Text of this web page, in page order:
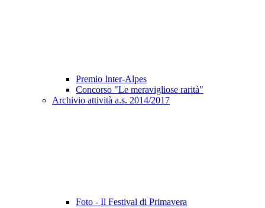
Premio Inter-Alpes
Concorso "Le meravigliose rarità"
Archivio attività a.s. 2014/2017
Foto - Il Festival di Primavera